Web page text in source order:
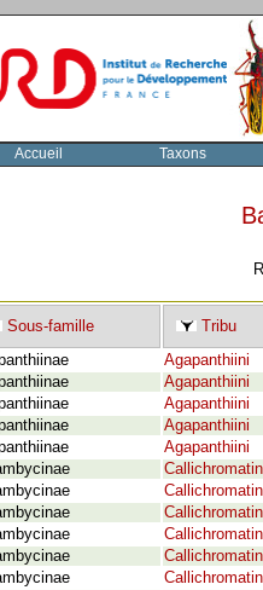
Accueil Taxons
Sous-famille Tribu
Agapanthiini
Agapanthiini
Agapanthiini
Agapanthiini
Agapanthiini